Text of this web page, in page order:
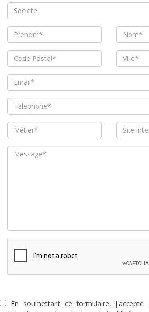
En soumettant ce formulaire, j'accepte